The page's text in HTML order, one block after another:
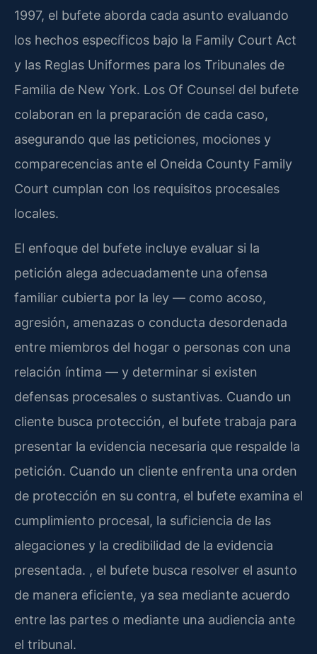
1997, el bufete aborda cada asunto evaluando
los hechos específicos bajo la Family Court Act
y las Reglas Uniformes para los Tribunales de
Familia de New York. Los Of Counsel del bufete
colaboran en la preparación de cada caso,
asegurando que las peticiones, mociones y
comparecencias ante el Oneida County Family
Court cumplan con los requisitos procesales
locales.
El enfoque del bufete incluye evaluar si la
petición alega adecuadamente una ofensa
familiar cubierta por la ley — como acoso,
agresión, amenazas o conducta desordenada
entre miembros del hogar o personas con una
relación íntima — y determinar si existen
defensas procesales o sustantivas. Cuando un
cliente busca protección, el bufete trabaja para
presentar la evidencia necesaria que respalde la
petición. Cuando un cliente enfrenta una orden
de protección en su contra, el bufete examina el
cumplimiento procesal, la suficiencia de las
alegaciones y la credibilidad de la evidencia
presentada. , el bufete busca resolver el asunto
de manera eficiente, ya sea mediante acuerdo
entre las partes o mediante una audiencia ante
el tribunal.